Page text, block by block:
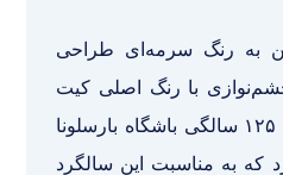
به رنگ سرمه‌ای طراحی
با رنگ اصلی کیت
ایجاد می‌کنند. نشان ویژه ۱۲۵ سالگی باشگاه بارسلونا
که به مناسبت این سالگرد